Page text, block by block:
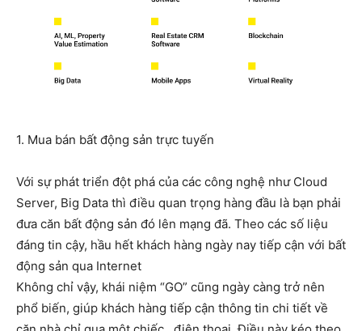
1. Mua bán bất động sản trực tuyến
Với sự phát triển đột phá của các công nghệ như Cloud
Server, Big Data thì điều quan trọng hàng đầu là bạn phải
đưa căn bất động sản đó lên mạng đã. Theo các số liệu
đáng tin cậy, hầu hết khách hàng ngày nay tiếp cận với bất
động sản qua Internet
Không chỉ vậy, khái niệm “GO” cũng ngày càng trở nên
phổ biến, giúp khách hàng tiếp cận thông tin chi tiết về